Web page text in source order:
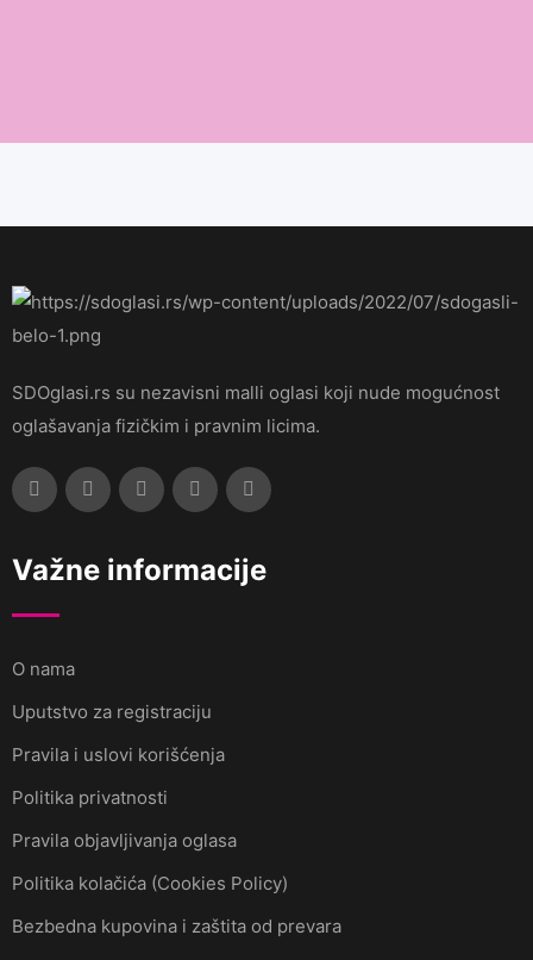
SDOglasi.rs su nezavisni malli oglasi koji nude mogućnost
oglašavanja fizičkim i pravnim licima.
Važne informacije
O nama
Uputstvo za registraciju
Pravila i uslovi korišćenja
Politika privatnosti
Pravila objavljivanja oglasa
Politika kolačića (Cookies Policy)
Bezbedna kupovina i zaštita od prevara